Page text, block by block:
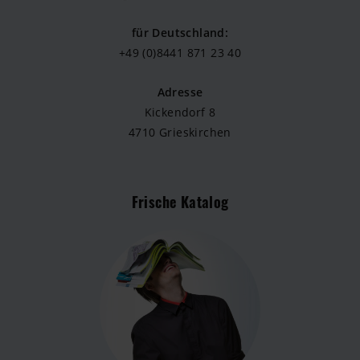
für Deutschland:
+49 (0)8441 871 23 40
Adresse
Kickendorf 8
4710 Grieskirchen
Frische Katalog